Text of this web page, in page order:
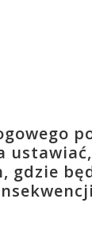
gdzie